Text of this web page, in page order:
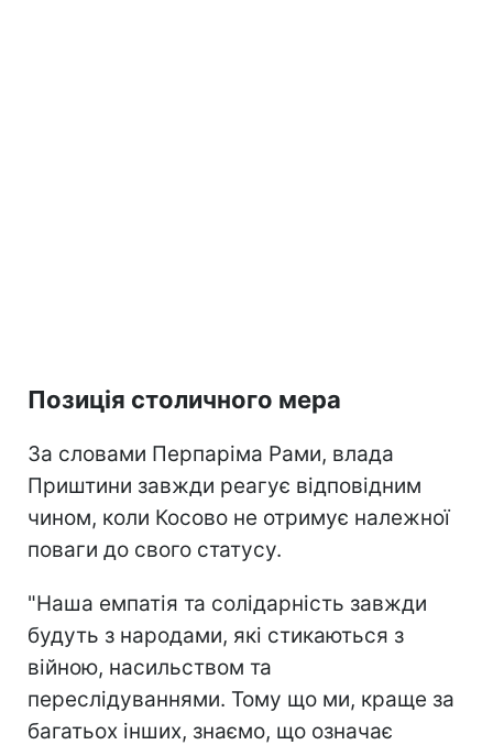
Позиція столичного мера
За словами Перпаріма Рами, влада
Приштини завжди реагує відповідним
чином, коли Косово не отримує належної
поваги до свого статусу.
"Наша емпатія та солідарність завжди
будуть з народами, які стикаються з
війною, насильством та
переслідуваннями. Тому що ми, краще за
багатьох інших, знаємо, що означає